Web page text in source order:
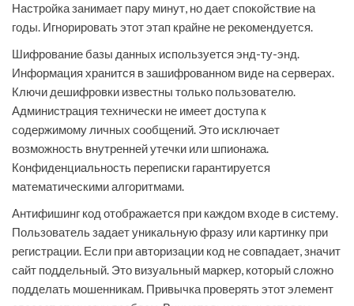
Настройка занимает пару минут, но дает спокойствие на
годы. Игнорировать этот этап крайне не рекомендуется.
Шифрование базы данных используется энд-ту-энд.
Информация хранится в зашифрованном виде на серверах.
Ключи дешифровки известны только пользователю.
Администрация технически не имеет доступа к
содержимому личных сообщений. Это исключает
возможность внутренней утечки или шпионажа.
Конфиденциальность переписки гарантируется
математическими алгоритмами.
Антифишинг код отображается при каждом входе в систему.
Пользователь задает уникальную фразу или картинку при
регистрации. Если при авторизации код не совпадает, значит
сайт поддельный. Это визуальный маркер, который сложно
подделать мошенникам. Привычка проверять этот элемент